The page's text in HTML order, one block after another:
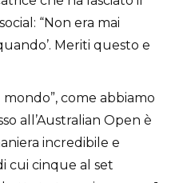
“Non era mai
Meriti questo e
come abbiamo
all’Australian Open è
incredibile e
cui cinque al set